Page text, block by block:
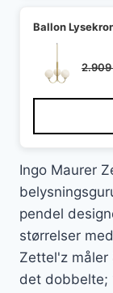
Ballon
2.909
Ingo Maurer
pendel
størrelser
Zettel'z måler
det dobbelte;